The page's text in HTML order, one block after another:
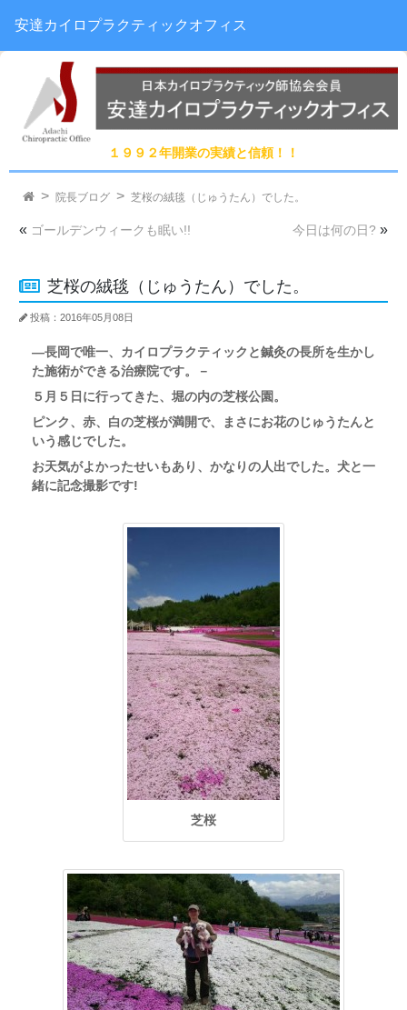
１９９２年開業の実績と信頼！！
安達カイロプラクティックオフィス
院長ブログ 芝桜の絨毯（じゅうたん）でした。
« ゴールデンウィークも眠い!! 今日は何の日? »
芝桜の絨毯（じゅうたん）でした。
投稿：2016年05月08日
―長岡で唯一、カイロプラクティックと鍼灸の長所を生かし
た施術ができる治療院です。－
５月５日に行ってきた、堀の内の芝桜公園。
ピンク、赤、白の芝桜が満開で、まさにお花のじゅうたんと
いう感じでした。
お天気がよかったせいもあり、かなりの人出でした。犬と一
緒に記念撮影です!
芝桜